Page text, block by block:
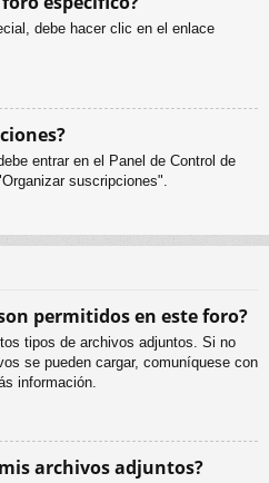
debe hacer clic en el enlace
entrar en el Panel de Control de
suscripciones".
permitidos en este foro?
tipos de archivos adjuntos. Si no
se pueden cargar, comuníquese con
información.
archivos adjuntos?